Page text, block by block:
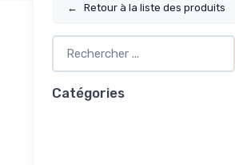
← Retour à la liste des produits
Catégories